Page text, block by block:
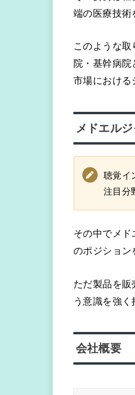
端の医療技術
このような
院・基幹病
市場における
メドエル
聴覚イ
注目分
その中でメ
のポジション
ただ製品を
う意識を強
会社概要